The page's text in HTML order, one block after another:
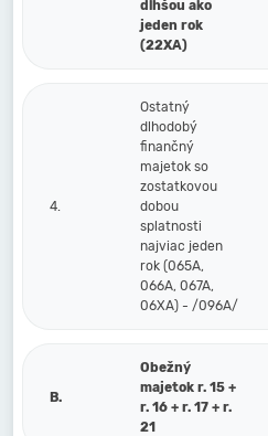
dlhšou ako
jeden rok
(22XA)
4.
Ostatný
dlhodobý
finančný
majetok so
zostatkovou
dobou
splatnosti
najviac jeden
rok (065A,
066A, 067A,
06XA) - /096A/
B.
Obežný
majetok r. 15 +
r. 16 + r. 17 + r.
21